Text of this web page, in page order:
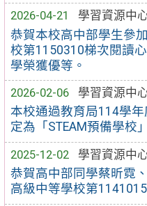
2026-04-21
學習資源中
恭賀本校高中部學生參
校第1150310梯次閱讀
學榮獲優等。
2026-02-06
學習資源中
本校通過教育局114學
定為「STEAM預備學校
2025-12-02
學習資源中
恭賀高中部同學蔡昕霓
高級中等學校第